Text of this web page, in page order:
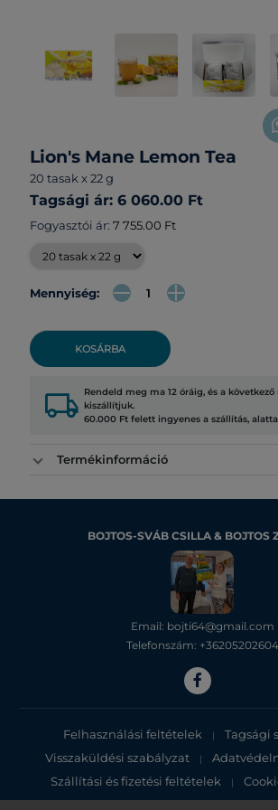
Lion's Mane Lemon Tea
20 tasak x 22 g
Tagsági ár: 6 060.00 Ft
Fogyasztói ár: 7 755.00 Ft
Mennyiség:
KOSÁRBA
local_shipping Rendeld meg ma 12 óráig, és a
kiszállítjuk.
60.000 Ft felett ingyenes a szállítás,
Termékinformáció
BOJTOS-SVÁB CSILLA & BOJTOS
Email: bojti64@gmail.com
Telefonszám: +36205202604
Felhasználási feltételek | Tagsági
Visszaküldési szabályzat |
Szállítási és fizetési feltételek |
Adatvédelmi tájékoztató